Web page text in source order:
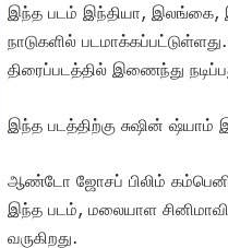
இந்த படம் இந்தியா, இலங்கை,
நாடுகளில்
திரைப்படத்தில் இணைந்து
இந்த படத்திற்கு சுஷின்
ஆண்டோ ஜோசப் பிலிம் கம்பெனி
இந்த படம், மலையாள
வருகிறது.